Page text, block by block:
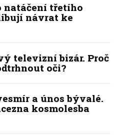
natáčení třetího
návrat ke
televizní bizár. Proč
oči?
a únos bývalé.
kosmolesba